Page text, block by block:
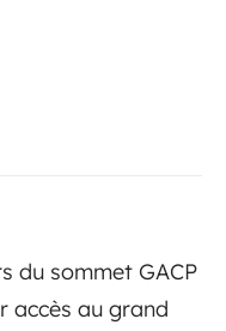
du sommet GACP
accès au grand